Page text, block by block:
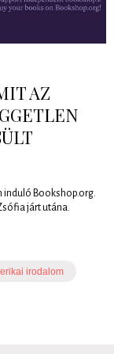
AZ
Bookshop.org.
járt utána.
irodalom